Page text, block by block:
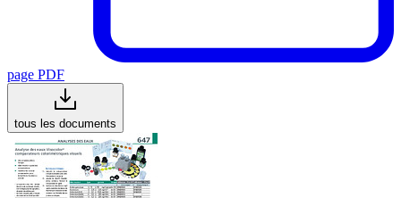
page PDF
tous les documents